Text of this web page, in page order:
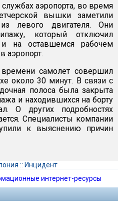
аэропорта, во время
вышки заметили
левого двигателя. Они
который отключил
и на оставшемся рабочем
аэропорт.
самолет совершил
около 30 минут. В связи с
полоса была закрыта
и находившихся на борту
О других подробностях
Специалисты компании
к выяснению причин
:: Инцидент
интернет-ресурсы